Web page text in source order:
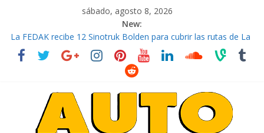
sábado, agosto 8, 2026
New:
La FEDAK recibe 12 Sinotruk Bolden para cubrir las rutas de La
Vuelta
El costo de tener un vehículo gana protagonismo a la hora de
¿Qué puede pasar con tu vehículo si permanece varios días sin